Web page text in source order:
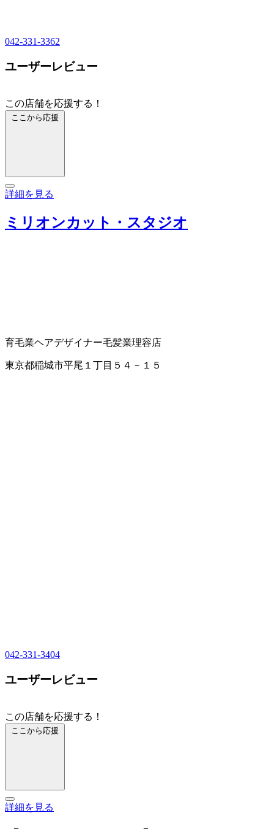
042-331-3362
ユーザーレビュー
この店舗を応援する！
ここから応援
詳細を見る
ミリオンカット・スタジオ
育毛業ヘアデザイナー毛髪業理容店
東京都稲城市平尾１丁目５４－１５
042-331-3404
ユーザーレビュー
この店舗を応援する！
ここから応援
詳細を見る